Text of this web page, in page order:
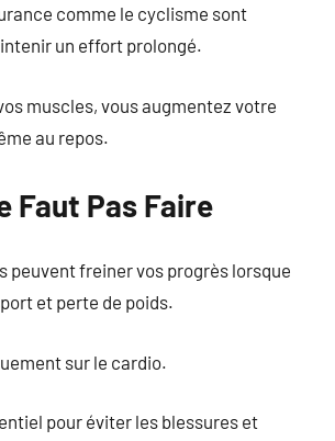
comme le cyclisme sont
un effort prolongé.
muscles, vous augmentez votre
au repos.
Faut Pas Faire
peuvent freiner vos progrès lorsque
et perte de poids.
sur le cardio.
pour éviter les blessures et